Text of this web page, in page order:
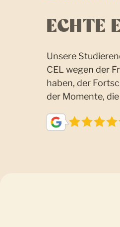
ECHTE
Unsere
CEL wegen der
haben, der
der Momente,